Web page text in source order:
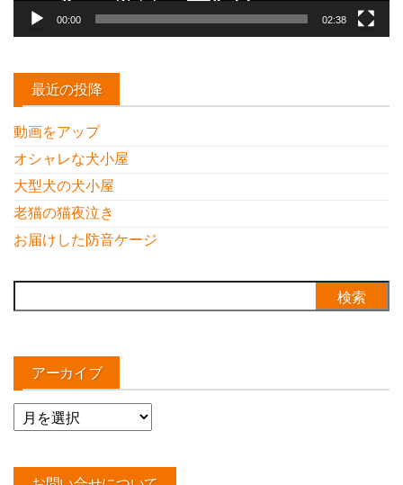
00:00 02:38
最近の投降
動画をアップ
オシャレな犬小屋
大型犬の犬小屋
老猫の猫夜泣き
お届けした防音ケージ
索:
アーカイブ
ア
ー
イ